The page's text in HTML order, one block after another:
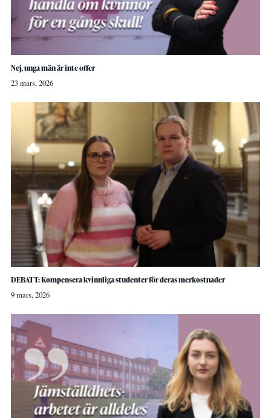
Nej, unga män är inte offer
23 mars, 2026
DEBATT: Kompensera kvinnliga studenter för deras merkostnader
9 mars, 2026